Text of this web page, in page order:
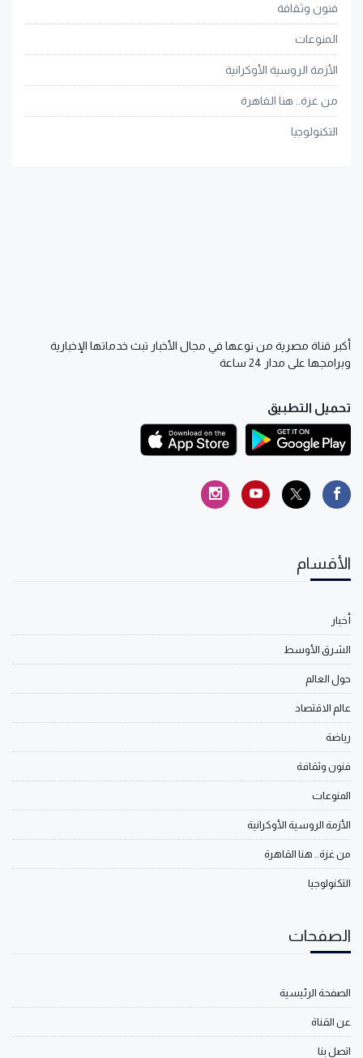
فنون وثقافة
المنوعات
الأزمة الروسية الأوكرانية
من غزة.. هنا القاهرة
التكنولوجيا
أكبر قناة مصرية من نوعها في مجال الأخبار تبث خدماتها الإخبارية
وبرامجها على مدار 24 ساعة
تحميل التطبيق
الأقسام
أخبار
الشرق الأوسط
حول العالم
عالم الاقتصاد
رياضة
فنون وثقافة
المنوعات
الأزمة الروسية الأوكرانية
من غزة.. هنا القاهرة
التكنولوجيا
الصفحات
الصفحة الرئيسية
عن القناة
اتصل بنا